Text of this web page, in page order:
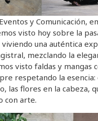
y Comunicación,
visto hoy sobre la
una auténtica
mezclando la
visto faldas y mangas
respetando la
flores en la cabeza,
con arte.